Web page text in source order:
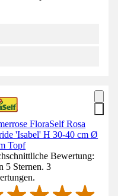
FloraSelf Rosa
'Isabel' H 30-40 cm Ø
Topf
Bewertung:
5 Sternen. 3